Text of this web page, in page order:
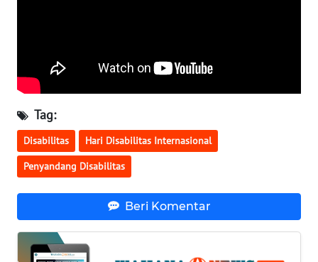
Tag:
Disabilitas Hari Disabilitas Internasional
Penyandang Disabilitas
Beri Komentar
KALTARA
WN
KALSEL
WN
KALTIM
SULSEL
WN